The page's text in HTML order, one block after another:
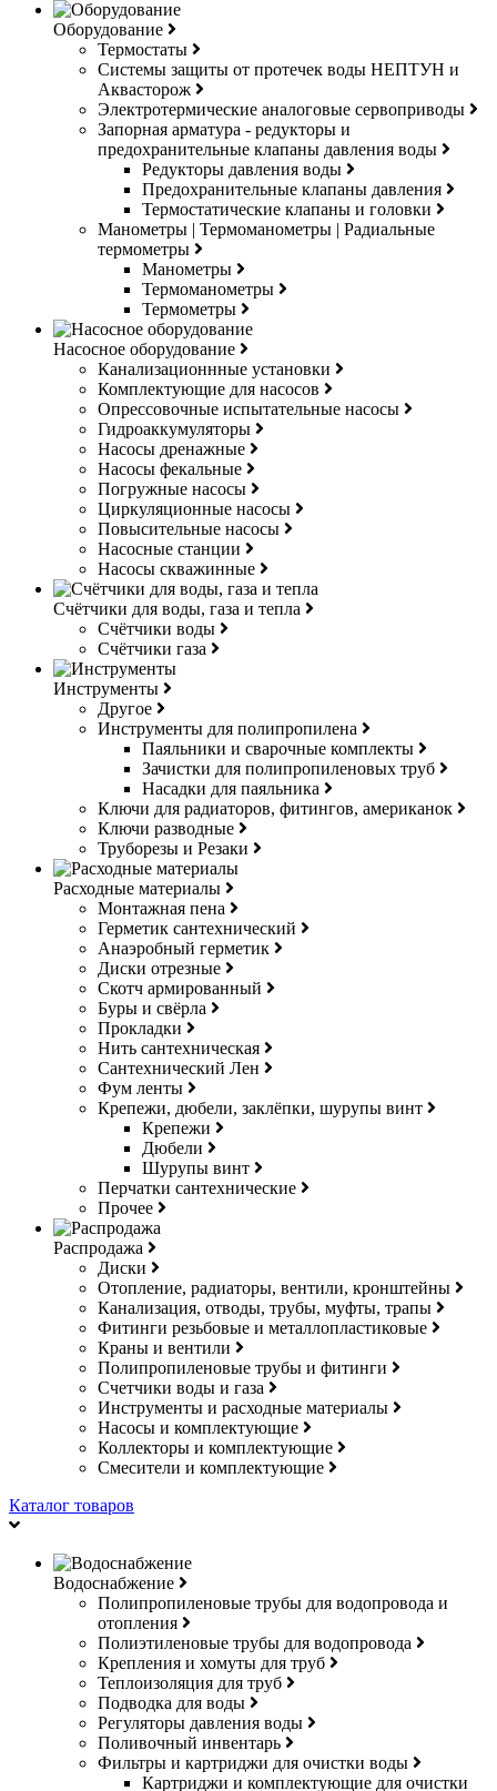
Оборудование
Термостаты
Системы защиты от протечек воды НЕПТУН и
Аквасторож
Электротермические аналоговые сервоприводы
Запорная арматура - редукторы и
предохранительные клапаны давления воды
Редукторы давления воды
Предохранительные клапаны давления
Термостатические клапаны и головки
Манометры | Термоманометры | Радиальные
термометры
Манометры
Термоманометры
Термометры
Насосное оборудование
Канализационнные установки
Комплектующие для насосов
Опрессовочные испытательные насосы
Гидроаккумуляторы
Насосы дренажные
Насосы фекальные
Погружные насосы
Циркуляционные насосы
Повысительные насосы
Насосные станции
Насосы скважинные
Счётчики для воды, газа и тепла
Счётчики воды
Счётчики газа
Инструменты
Другое
Инструменты для полипропилена
Паяльники и сварочные комплекты
Зачистки для полипропиленовых труб
Насадки для паяльника
Ключи для радиаторов, фитингов, американок
Ключи разводные
Труборезы и Резаки
Расходные материалы
Монтажная пена
Герметик сантехнический
Анаэробный герметик
Диски отрезные
Скотч армированный
Буры и свёрла
Прокладки
Нить сантехническая
Сантехнический Лен
Фум ленты
Крепежи, дюбели, заклёпки, шурупы винт
Крепежи
Дюбели
Шурупы винт
Перчатки сантехнические
Прочее
Распродажа
Диски
Отопление, радиаторы, вентили, кронштейны
Канализация, отводы, трубы, муфты, трапы
Фитинги резьбовые и металлопластиковые
Краны и вентили
Полипропиленовые трубы и фитинги
Счетчики воды и газа
Инструменты и расходные материалы
Насосы и комплектующие
Коллекторы и комплектующие
Смесители и комплектующие
Каталог товаров
Водоснабжение
Полипропиленовые трубы для водопровода и
отопления
Полиэтиленовые трубы для водопровода
Крепления и хомуты для труб
Теплоизоляция для труб
Подводка для воды
Регуляторы давления воды
Поливочный инвентарь
Фильтры и картриджи для очистки воды
Картриджи и комплектующие для очистки